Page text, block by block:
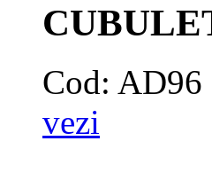
Cod: AD96
vezi